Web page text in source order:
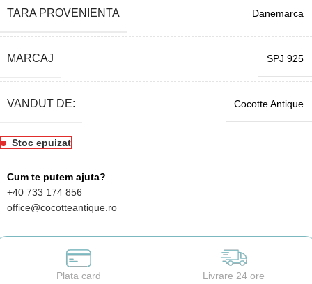
TARA PROVENIENTA Danemarca
MARCAJ SPJ 925
VANDUT DE: Cocotte Antique
Stoc epuizat
Cum te putem ajuta?
+40 733 174 856
office@cocotteantique.ro
Plata card Livrare 24 ore